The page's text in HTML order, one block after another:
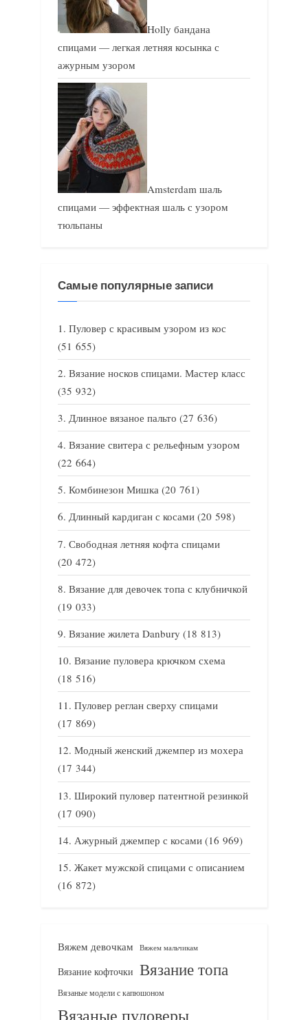
Holly бандана
спицами — легкая летняя косынка с
ажурным узором
Amsterdam шаль
спицами — эффектная шаль с узором
тюльпаны
Самые популярные записи
Пуловер с красивым узором из кос
(51 655)
Вязание носков спицами. Мастер класс
(35 932)
Длинное вязаное пальто (27 636)
Вязание свитера с рельефным узором
(22 664)
Комбинезон Мишка (20 761)
Длинный кардиган с косами (20 598)
Свободная летняя кофта спицами
(20 472)
Вязание для девочек топа с клубничкой
(19 033)
Вязание жилета Danbury (18 813)
Вязание пуловера крючком схема
(18 516)
Пуловер реглан сверху спицами
(17 869)
Модный женский джемпер из мохера
(17 344)
Широкий пуловер патентной резинкой
(17 090)
Ажурный джемпер с косами (16 969)
Жакет мужской спицами с описанием
(16 872)
Вяжем девочкам Вяжем мальчикам
Вязание кофточки Вязание топа
Вязаные модели с капюшоном
Вязаные пуловеры